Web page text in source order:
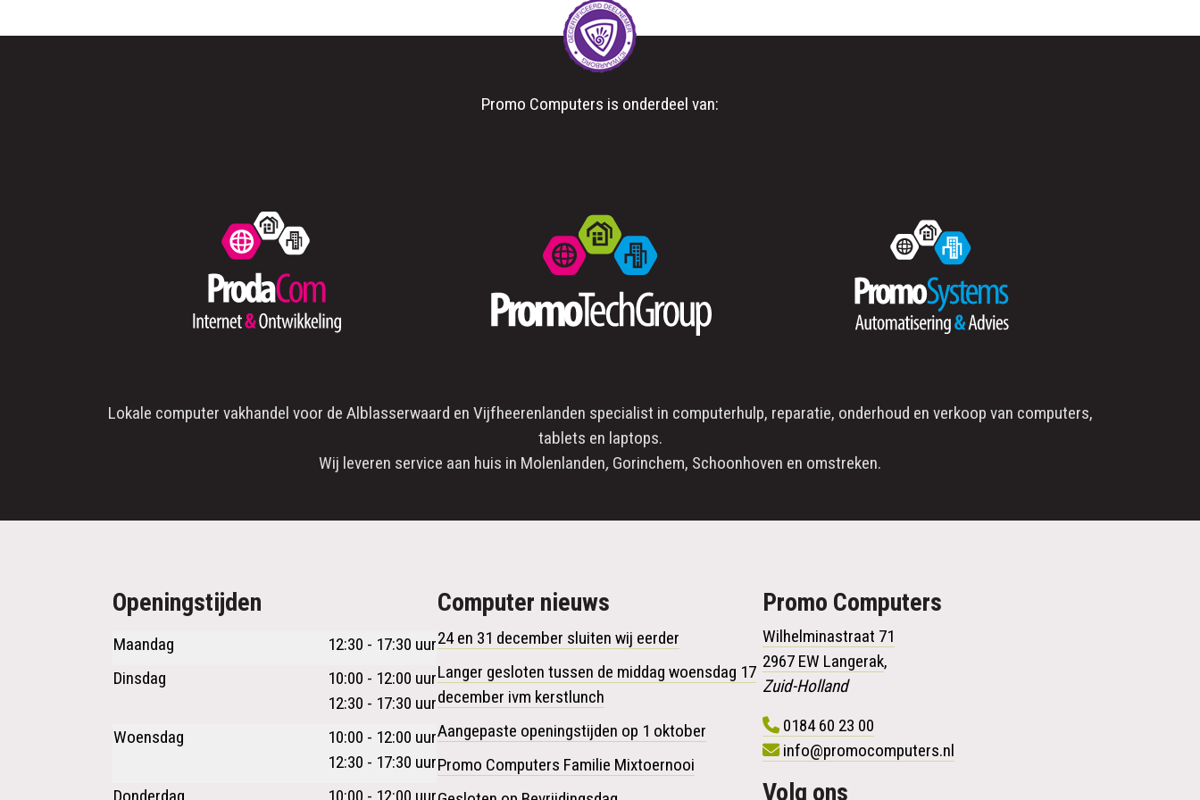
Promo Computers is onderdeel van:
Lokale computer vakhandel voor de Alblasserwaard en Vijfheerenlanden specialist in computerhulp, reparatie, onderhoud en verkoop van computers,
tablets en laptops.
Wij leveren service aan huis in Molenlanden, Gorinchem, Schoonhoven en omstreken.
Openingstijden
Maandag
12:30 - 17:30 uur
Dinsdag
10:00 - 12:00 uur
12:30 - 17:30 uur
Woensdag
10:00 - 12:00 uur
12:30 - 17:30 uur
Computer nieuws
24 en 31 december sluiten wij eerder
Langer gesloten tussen de middag woensdag 17
december ivm kerstlunch
Aangepaste openingstijden op 1 oktober
Promo Computers Familie Mixtoernooi
Promo Computers
Wilhelminastraat 71
2967 EW Langerak,
Zuid-Holland
0184 60 23 00
info@promocomputers.nl
Volg ons